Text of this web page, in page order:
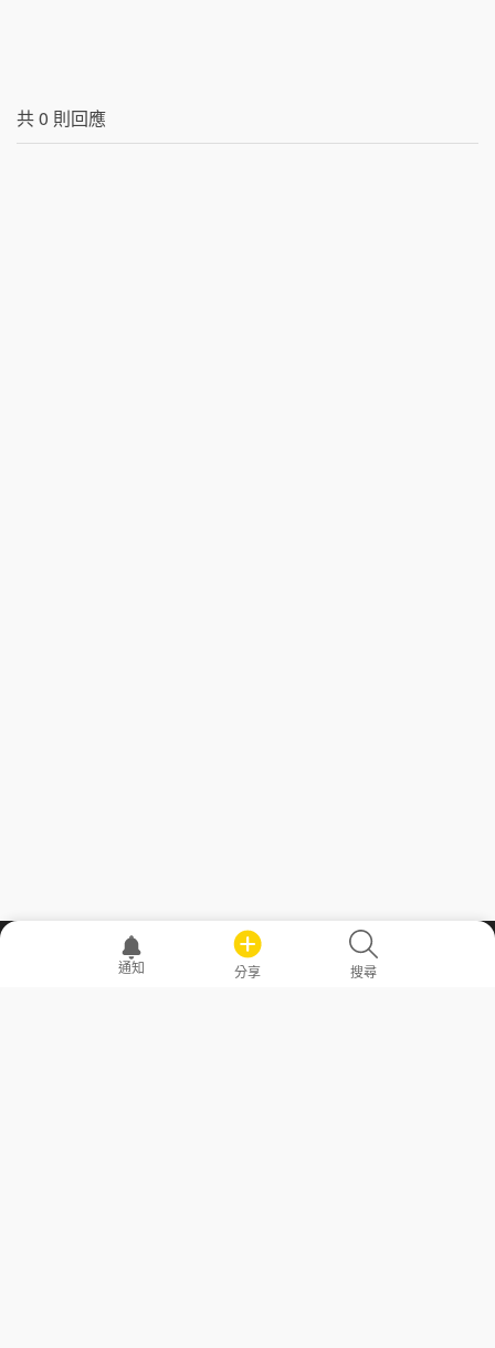
共0 則回應
職場透明化運動
通知 分享 搜尋